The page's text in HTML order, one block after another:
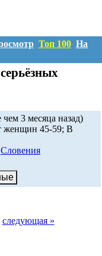
Топ 100 На
3 месяца назад)
женщин 45-59; В
Словения
следующая »